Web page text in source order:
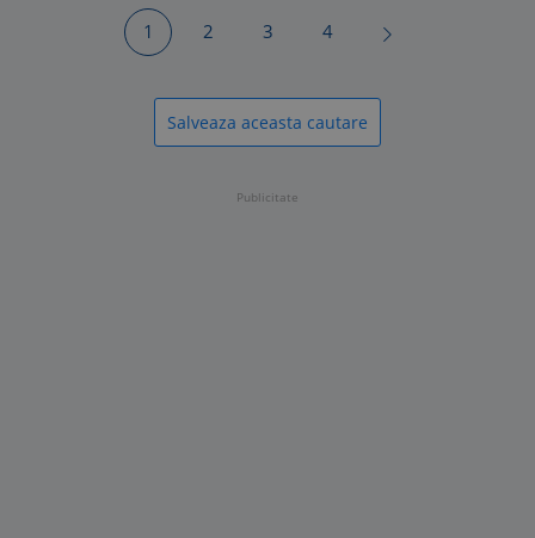
1 2 3 4
Salveaza aceasta cautare
Publicitate